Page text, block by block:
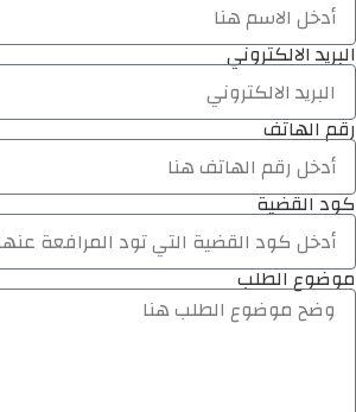
البريد الالكتروني
رقم الهاتف
كود القضية
موضوع الطلب